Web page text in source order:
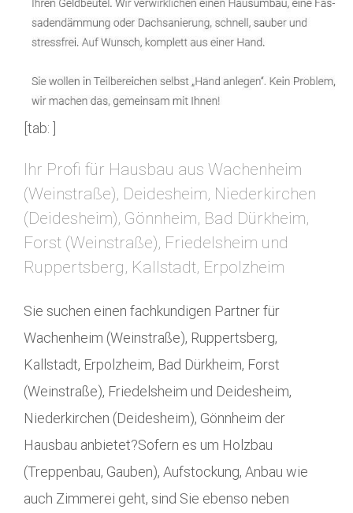
[tab: ]
Ihr Profi für Hausbau aus Wachenheim
(Weinstraße), Deidesheim, Niederkirchen
(Deidesheim), Gönnheim, Bad Dürkheim,
Forst (Weinstraße), Friedelsheim und
Ruppertsberg, Kallstadt, Erpolzheim
Sie suchen einen fachkundigen Partner für
Wachenheim (Weinstraße), Ruppertsberg,
Kallstadt, Erpolzheim, Bad Dürkheim, Forst
(Weinstraße), Friedelsheim und Deidesheim,
Niederkirchen (Deidesheim), Gönnheim der
Hausbau anbietet?Sofern es um Holzbau
(Treppenbau, Gauben), Aufstockung, Anbau wie
auch Zimmerei geht, sind Sie ebenso neben